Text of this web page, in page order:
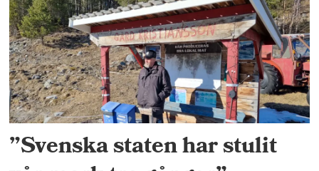
”Svenska staten har stulit